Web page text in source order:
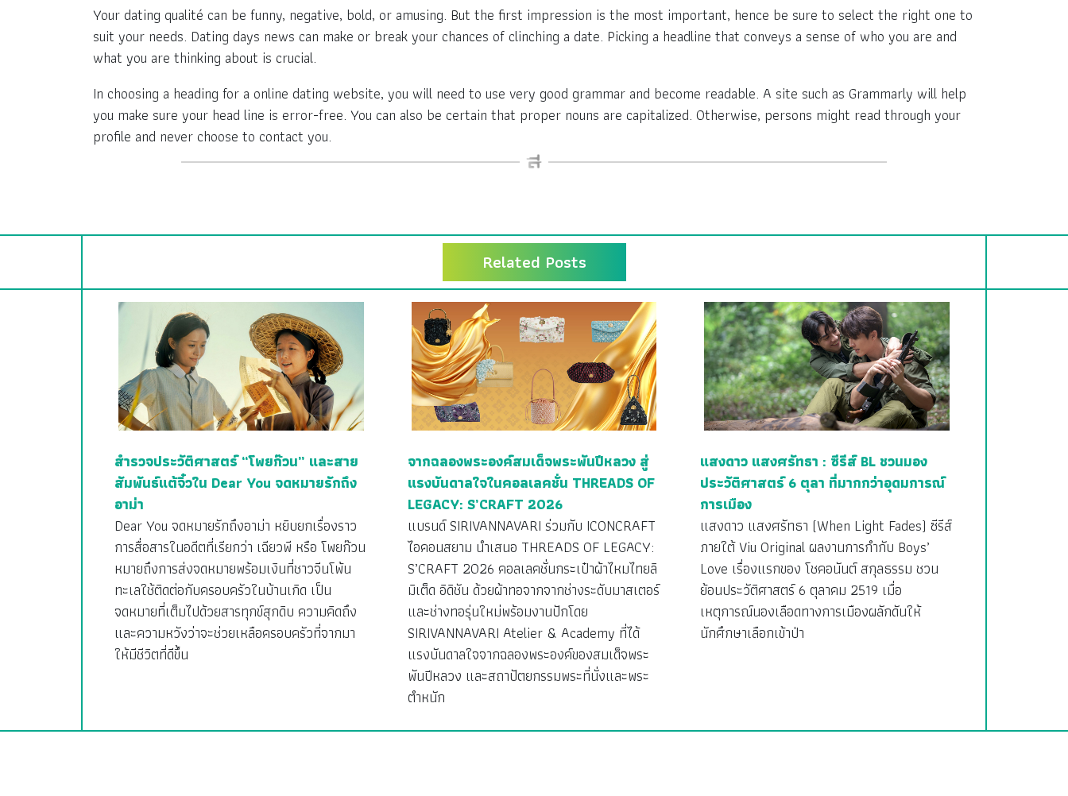
Your dating qualité can be funny, negative, bold, or amusing. But the first impression is the most important, hence be sure to select the right one to
suit your needs. Dating days news can make or break your chances of clinching a date. Picking a headline that conveys a sense of who you are and
what you are thinking about is crucial.
In choosing a heading for a online dating website, you will need to use very good grammar and become readable. A site such as Grammarly will help
you make sure your head line is error-free. You can also be certain that proper nouns are capitalized. Otherwise, persons might read through your
profile and never choose to contact you.
Related Posts
สำรวจประวัติศาสตร์ “โพยก๊วน” และสาย
สัมพันธ์แต้จิ๋วใน Dear You จดหมายรักถึง
อาม่า
Dear You จดหมายรักถึงอาม่า หยิบยกเรื่องราว
การสื่อสารในอดีตที่เรียกว่า เฉียวพี หรือ โพยก๊วน
หมายถึงการส่งจดหมายพร้อมเงินที่ชาวจีนโพ้น
ทะเลใช้ติดต่อกับครอบครัวในบ้านเกิด เป็น
จดหมายที่เต็มไปด้วยสารทุกข์สุกดิบ ความคิดถึง
และความหวังว่าจะช่วยเหลือครอบครัวที่จากมา
ให้มีชีวิตที่ดีขึ้น
จากฉลองพระองค์สมเด็จพระพันปีหลวง สู่
แรงบันดาลใจในคอลเลคชั่น THREADS OF
LEGACY: S’CRAFT 2026
แบรนด์ SIRIVANNAVARI ร่วมกับ ICONCRAFT
ไอคอนสยาม นำเสนอ THREADS OF LEGACY:
S’CRAFT 2026 คอลเลคชั่นกระเป๋าผ้าไหมไทยลิ
มิเต็ด อิดิชัน ด้วยผ้าทอจากจากช่างระดับมาสเตอร์
และช่างทอรุ่นใหม่พร้อมงานปักโดย
SIRIVANNAVARI Atelier & Academy ที่ได้
แรงบันดาลใจจากฉลองพระองค์ของสมเด็จพระ
พันปีหลวง และสถาปัตยกรรมพระที่นั่งและพระ
ตำหนัก
แสงดาว แสงศรัทธา : ซีรีส์ BL ชวนมอง
ประวัติศาสตร์ 6 ตุลา ที่มากกว่าอุดมการณ์
การเมือง
แสงดาว แสงศรัทธา (When Light Fades) ซีรีส์
ภายใต้ Viu Original ผลงานการกำกับ Boys’
Love เรื่องแรกของ โชคอนันต์ สกุลธรรม ชวน
ย้อนประวัติศาสตร์ 6 ตุลาคม 2519 เมื่อ
เหตุการณ์นองเลือดทางการเมืองผลักดันให้
นักศึกษาเลือกเข้าป่า